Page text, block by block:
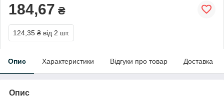
184,67 ₴
124,35 ₴ від 2 шт.
Опис Характеристики Відгуки про товар Доставка
Опис